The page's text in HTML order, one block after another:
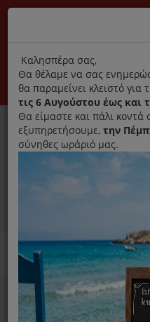
Αποκλειστικά γνήσια
Σύνδεση
Ανταλλακτικά ηλεκτρικών
Home
Σκούπα
Φίλτρο HEPA Rowenta
title
Καλησπέρα σας,
Θα θέλαμε να σας
θα παραμείνει κλειστό για
τις 6 Αυγούστου έως και
Θα είμαστε και πάλι κοντά
εξυπηρετήσουμε, την
σύνηθες ωράριό μας.